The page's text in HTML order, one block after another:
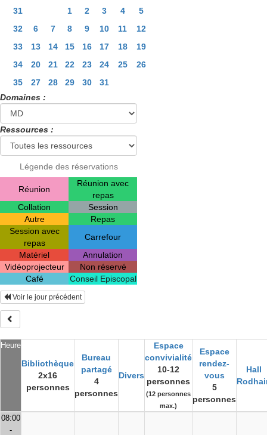
31
1 2 3 4
5
32
6 7 8 9 10 11
12
33
13 14 15 16 17 18
19
34
20 21 22 23 24 25
26
35
27 28 29 30
31
Domaines :
Ressources :
Légende des réservations
Réunion
Réunion avec
repas
Collation
Session
Autre
Repas
Session avec
repas
Carrefour
Matériel
Annulation
Vidéoprojecteur
Non réservé
Café
Conseil Episcopal
Heure
Bibliothèque
2x16
personnes
Bureau
partagé
4
personnes
Divers
Espace
convivialité
10-12
personnes
(12 personnes
max.)
Espace
rendez-
vous
5
personnes
Hall
Voir le jour précédent
08:00
-